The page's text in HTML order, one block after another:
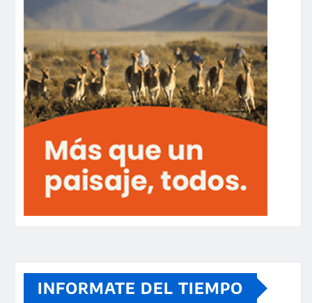
INFORMATE DEL TIEMPO